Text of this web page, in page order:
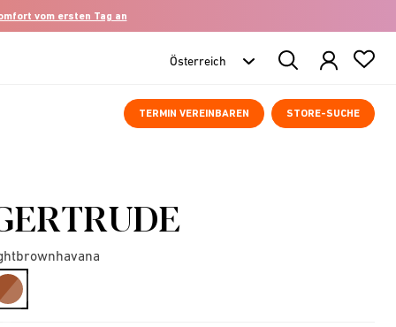
vom ersten Tag an
Search
Products
TERMIN VEREINBAREN STORE-SUCHE
selected